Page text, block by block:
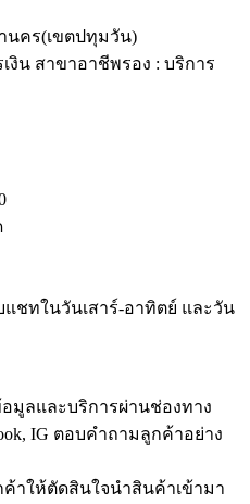
นคร(เขตปทุมวัน)
งิน สาขาอาชีพรอง : บริการ
แชทในวันเสาร์-อาทิตย์ และวัน
มูลและบริการผ่านช่องทาง
IG ตอบคำถามลูกค้าอย่าง
าให้ตัดสินใจนำสินค้าเข้ามา